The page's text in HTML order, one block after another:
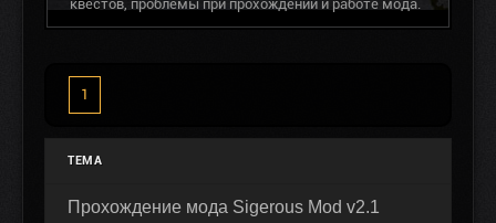
квестов, проблемы при прохождении и работе мода.
1
ТЕМА
Прохождение мода Sigerous Mod v2.1